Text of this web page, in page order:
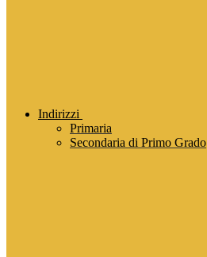
Indirizzi
Primaria
Secondaria di Primo Grado